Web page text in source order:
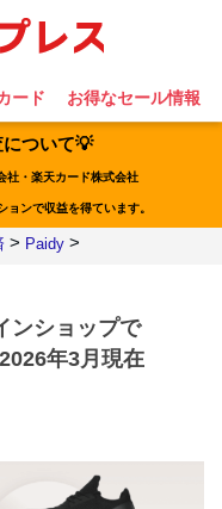
ード お得なセール情報
ついて💡
社・楽天カード株式会社
ンで収益を得ています。
> Paidy >
ンショップで
年3月現在